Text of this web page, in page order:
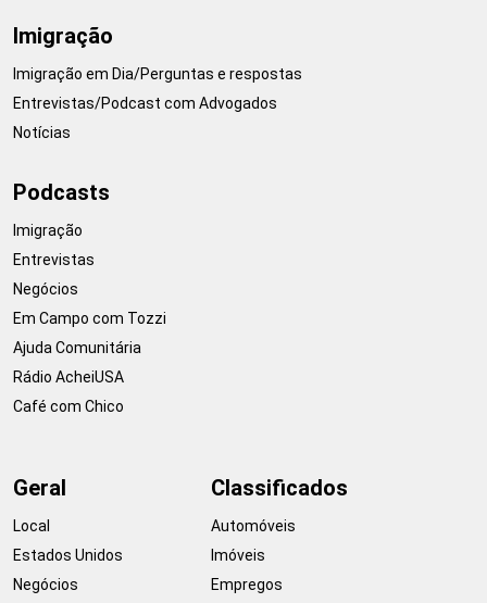
Imigração
Imigração em Dia/Perguntas e respostas
Entrevistas/Podcast com Advogados
Notícias
Podcasts
Imigração
Entrevistas
Negócios
Em Campo com Tozzi
Ajuda Comunitária
Rádio AcheiUSA
Café com Chico
Geral
Local
Estados Unidos
Negócios
Classificados
Automóveis
Imóveis
Empregos